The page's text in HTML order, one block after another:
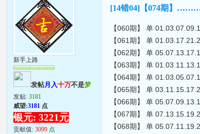
新手上路
发帖月入十万不是梦
发贴:3181
威望:3181 点
银元: 3221元
贡献值:3099 点
[14错04]【074期】
【060期】 单
【061期】 单
【062期】 单
【063期】 单
【064期】 单
【065期】 单
【066期】 单
【067期】 单
【068期】 单